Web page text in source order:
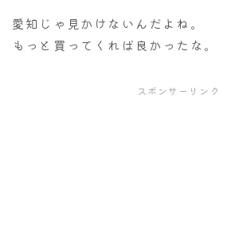
愛知じゃ見かけないんだよね。
もっと買ってくれば良かったな。
スポンサーリンク